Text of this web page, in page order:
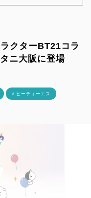
クターBT21コラ
ニ大阪に登場
# ビーティーエス